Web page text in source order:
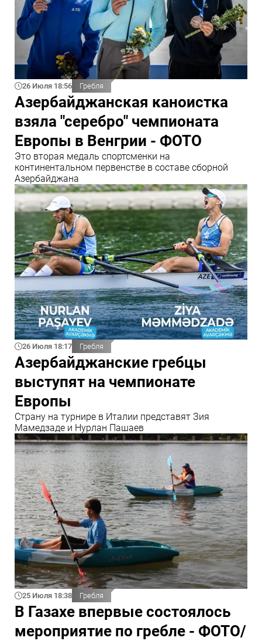
26 Июля 18:56 Гребля
Азербайджанская каноистка
взяла "серебро" чемпионата
Европы в Венгрии - ФОТО
Это вторая медаль спортсменки на
континентальном первенстве в составе сборной
Азербайджана
26 Июля 18:17 Гребля
Азербайджанские гребцы
выступят на чемпионате
Европы
Страну на турнире в Италии представят Зия
Мамедзаде и Нурлан Пашаев
25 Июля 18:38 Гребля
В Газахе впервые состоялось
мероприятие по гребле - ФОТО/